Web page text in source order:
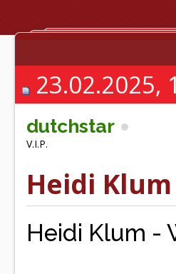
23.02.2025,
dutchstar
V.I.P.
Heidi
Heidi Klum -